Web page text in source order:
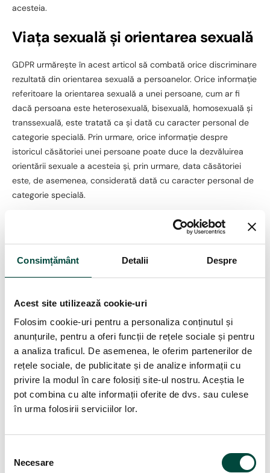
Consimțământ Detalii Despre
Acest site utilizează cookie-uri
Folosim cookie-uri pentru a personaliza conținutul și
anunțurile, pentru a oferi funcții de rețele sociale și pentru
a analiza traficul. De asemenea, le oferim partenerilor de
rețele sociale, de publicitate și de analize informații cu
privire la modul în care folosiți site-ul nostru. Aceștia le
pot combina cu alte informații oferite de dvs. sau culese
în urma folosirii serviciilor lor.
Necesare
acesteia.
Viața sexuală și orientarea sexuală
GDPR urmărește în acest articol să combată orice discriminare
rezultată din orientarea sexuală a persoanelor. Orice informație
referitoare la orientarea sexuală a unei persoane, cum ar fi
dacă persoana este heterosexuală, bisexuală, homosexuală și
transsexuală, este tratată ca și dată cu caracter personal de
categorie specială. Prin urmare, orice informație despre
istoricul căsătoriei unei persoane poate duce la dezvăluirea
orientării sexuale a acesteia și, prin urmare, data căsătoriei
este, de asemenea, considerată dată cu caracter personal de
categorie specială.
Credințele religioase și filozofice
cetățenilor, astfel încât aceștia să nu fie discriminați. Toate
religiile sau credințele seculare intră sub incidența GDPR.
Toate aceste date prezentate mai sus pot fi prelucrate doar în
anumite circumstanțe.
Ai nevoie de ajutor în implementarea GDPR?
Apelează la serviciile noastre de consultanță GDPR online.